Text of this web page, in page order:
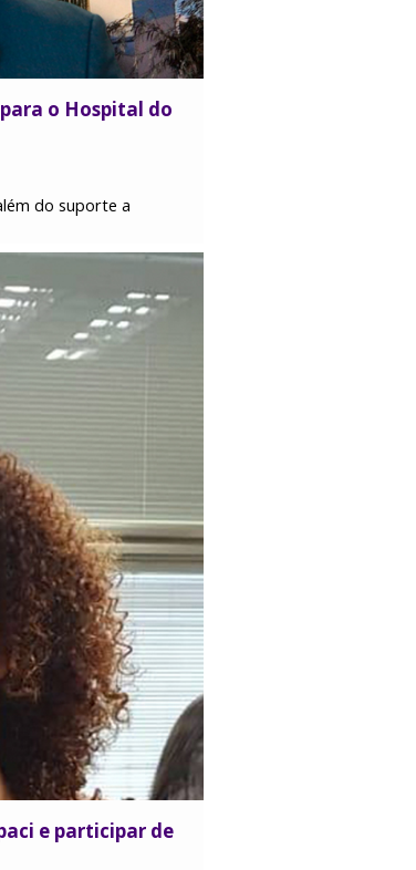
o Hospital do
do suporte a
e participar de